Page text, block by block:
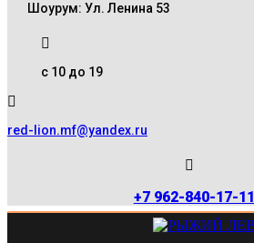
Шоурум: Ул. Ленина 53
с 10 до 19
red-lion.mf@yandex.ru
+7 962-840-17-11